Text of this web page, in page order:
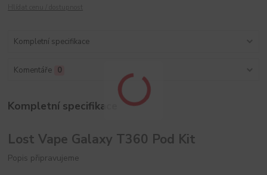
Kompletní specifikace
Komentáře 0
Kompletní specifikace
Lost Vape Galaxy T360 Pod Kit
Popis připravujeme